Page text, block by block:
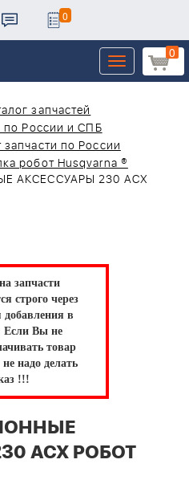
0
0
Toggle
navigation
запчастей
по России и СПБ
по России
робот Husqvarna ®
АКСЕССУАРЫ 230 ACX
запчасти
строго через
добавления в
Если Вы не
товар
надо делать
!!!
ACX РОБОТ